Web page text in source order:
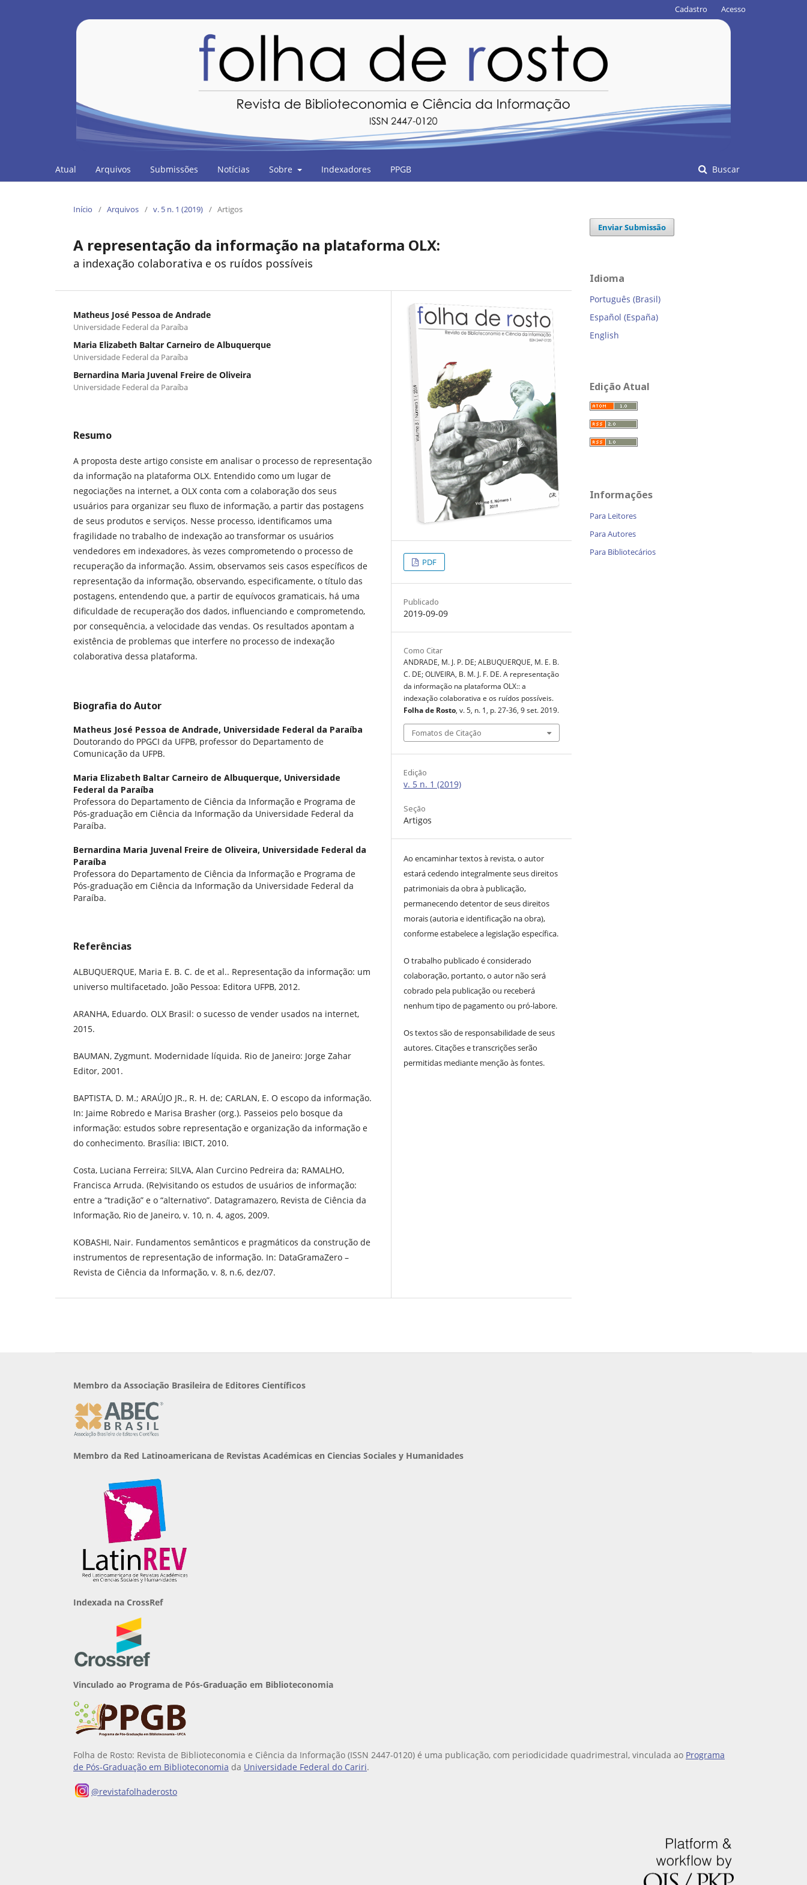
Atual Arquivos Submissões Notícias Sobre Indexadores PPGB Buscar
Cadastro Acesso
Início / Arquivos / v. 5 n. 1 (2019) / Artigos
A representação da informação na plataforma OLX:
a indexação colaborativa e os ruídos possíveis
Matheus José Pessoa de Andrade
Universidade Federal da Paraíba
Maria Elizabeth Baltar Carneiro de Albuquerque
Universidade Federal da Paraíba
Bernardina Maria Juvenal Freire de Oliveira
Universidade Federal da Paraíba
Resumo
A proposta deste artigo consiste em analisar o processo de representação
da informação na plataforma OLX. Entendido como um lugar de
negociações na internet, a OLX conta com a colaboração dos seus
usuários para organizar seu fluxo de informação, a partir das postagens
de seus produtos e serviços. Nesse processo, identificamos uma
fragilidade no trabalho de indexação ao transformar os usuários
vendedores em indexadores, às vezes comprometendo o processo de
recuperação da informação. Assim, observamos seis casos específicos de
representação da informação, observando, especificamente, o título das
postagens, entendendo que, a partir de equívocos gramaticais, há uma
dificuldade de recuperação dos dados, influenciando e comprometendo,
por consequência, a velocidade das vendas. Os resultados apontam a
existência de problemas que interfere no processo de indexação
colaborativa dessa plataforma.
Biografia do Autor
Matheus José Pessoa de Andrade, Universidade Federal da Paraíba
Doutorando do PPGCI da UFPB, professor do Departamento de
Comunicação da UFPB.
Maria Elizabeth Baltar Carneiro de Albuquerque, Universidade
Federal da Paraíba
Professora do Departamento de Ciência da Informação e Programa de
Pós-graduação em Ciência da Informação da Universidade Federal da
Paraíba.
Bernardina Maria Juvenal Freire de Oliveira, Universidade Federal da
Paraíba
Professora do Departamento de Ciência da Informação e Programa de
Pós-graduação em Ciência da Informação da Universidade Federal da
Paraíba.
Referências
ALBUQUERQUE, Maria E. B. C. de et al.. Representação da informação: um
universo multifacetado. João Pessoa: Editora UFPB, 2012.
ARANHA, Eduardo. OLX Brasil: o sucesso de vender usados na internet,
2015.
BAUMAN, Zygmunt. Modernidade líquida. Rio de Janeiro: Jorge Zahar
Editor, 2001.
BAPTISTA, D. M.; ARAÚJO JR., R. H. de; CARLAN, E. O escopo da informação.
In: Jaime Robredo e Marisa Brasher (org.). Passeios pelo bosque da
informação: estudos sobre representação e organização da informação e
do conhecimento. Brasília: IBICT, 2010.
Costa, Luciana Ferreira; SILVA, Alan Curcino Pedreira da; RAMALHO,
Francisca Arruda. (Re)visitando os estudos de usuários de informação:
entre a “tradição” e o “alternativo”. Datagramazero, Revista de Ciência da
Informação, Rio de Janeiro, v. 10, n. 4, agos, 2009.
KOBASHI, Nair. Fundamentos semânticos e pragmáticos da construção de
instrumentos de representação de informação. In: DataGramaZero –
Revista de Ciência da Informação, v. 8, n.6, dez/07.
PDF
Publicado
2019-09-09
Como Citar
ANDRADE, M. J. P. DE; ALBUQUERQUE, M. E. B.
C. DE; OLIVEIRA, B. M. J. F. DE. A representação
da informação na plataforma OLX:: a
indexação colaborativa e os ruídos possíveis.
Folha de Rosto, v. 5, n. 1, p. 27-36, 9 set. 2019.
Fomatos de Citação
Edição
v. 5 n. 1 (2019)
Seção
Artigos
Ao encaminhar textos à revista, o autor
estará cedendo integralmente seus direitos
patrimoniais da obra à publicação,
permanecendo detentor de seus direitos
morais (autoria e identificação na obra),
conforme estabelece a legislação específica.
O trabalho publicado é considerado
colaboração, portanto, o autor não será
cobrado pela publicação ou receberá
nenhum tipo de pagamento ou pró-labore.
Os textos são de responsabilidade de seus
autores. Citações e transcrições serão
permitidas mediante menção às fontes.
Enviar Submissão
Idioma
Português (Brasil)
Español (España)
English
Edição Atual
Informações
Para Leitores
Para Autores
Para Bibliotecários
Membro da Associação Brasileira de Editores Científicos
Membro da Red Latinoamericana de Revistas Académicas en Ciencias Sociales y Humanidades
Indexada na CrossRef
Vinculado ao Programa de Pós-Graduação em Biblioteconomia
Folha de Rosto: Revista de Biblioteconomia e Ciência da Informação (ISSN 2447-0120) é uma publicação, com periodicidade quadrimestral, vinculada ao Programa
de Pós-Graduação em Biblioteconomia da Universidade Federal do Cariri.
@revistafolhaderosto